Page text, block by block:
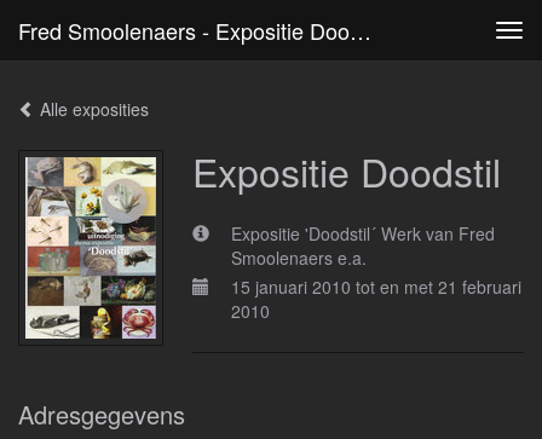
Fred Smoolenaers - Expositie Doodstil
Alle exposities
Expositie Doodstil
Expositie 'Doodstil´ Werk van Fred
Smoolenaers e.a.
15 januari 2010 tot en met 21 februari
2010
Adresgegevens